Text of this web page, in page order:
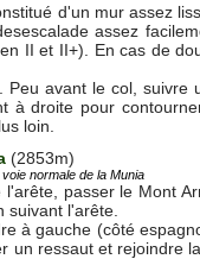
d'un mur assez
assez
II et II+). En cas de
Peu avant le col, suivre
à droite pour
loin.
(2853m)
normale de la Munia
l'arête, passer le Mont
suivant l'arête.
à gauche (côté
un ressaut et rejoindre